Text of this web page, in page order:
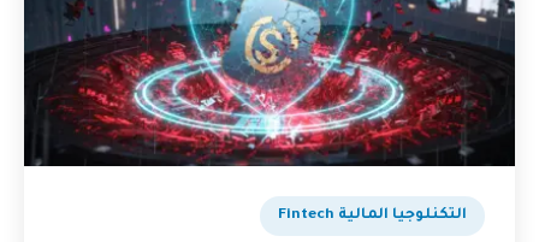
التكنلوجيا المالية Fintech